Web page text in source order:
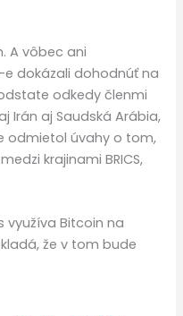
A vôbec ani
e dokázali dohodnúť na
odkedy členmi
Irán aj Saudská Arábia,
odmietol úvahy o tom,
krajinami BRICS,
využíva Bitcoin na
že v tom bude